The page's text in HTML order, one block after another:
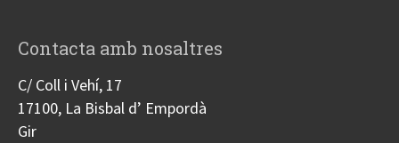
Contacta amb nosaltres
C/ Coll i Vehí, 17
17100, La Bisbal d’ Empordà
Gir